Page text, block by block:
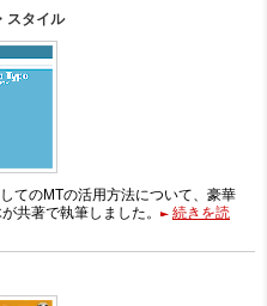
スタイル
てのMTの活用方法について、豪華
共著で執筆しました。
続きを読